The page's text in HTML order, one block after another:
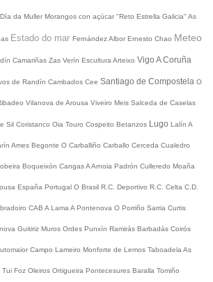
Día da Muller Morangos con açúcar "Reto Estrella Galicia" As
Estado do mar Fernández Albor Ernesto Chao Meteo
Camariñas Zas Verín Escultura Arteixo Vigo A Coruña
de Randín Cambados Cee Santiago de Compostela O
Vilanova de Arousa Viveiro Meis Salceda de Caselas
Sil Coristanco Oia Touro Cospeito Betanzos Lugo Lalín A
Ames Begonte O Carballiño Carballo Cerceda Cualedro
Boqueixón CangasA Arnoia Padrón Culleredo Moaña
España Portugal O Brasil R.C. Deportivo R.C. Celta C.D.
CAB A Lama A Pontenova O Porriño Sarria Curtis
Guitiriz Muros Ordes Punxín Ramirás Barbadás Coirós
Campo Lameiro Monforte de Lemos Taboadela As
Tui Foz Oleiros Ortigueira Pontecesures Baralla Tomiño